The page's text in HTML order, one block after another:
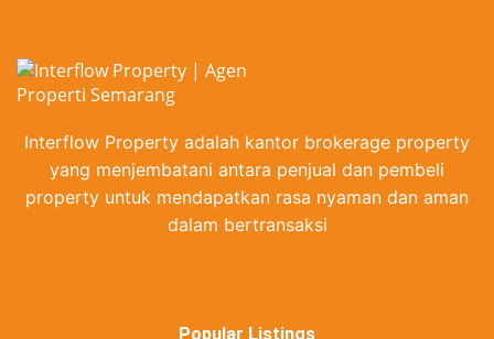
Interflow Property adalah kantor brokerage property
yang menjembatani antara penjual dan pembeli
property untuk mendapatkan rasa nyaman dan aman
dalam bertransaksi
Popular Listings